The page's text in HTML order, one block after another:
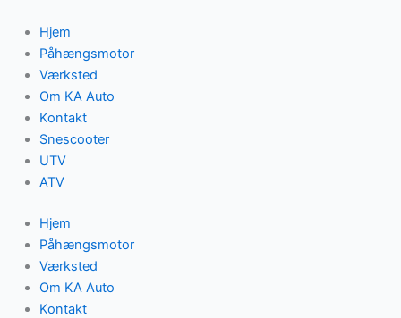
indholdet
Hjem
Påhængsmotor
Værksted
Om KA Auto
Kontakt
Snescooter
UTV
ATV
Hjem
Påhængsmotor
Værksted
Om KA Auto
Kontakt